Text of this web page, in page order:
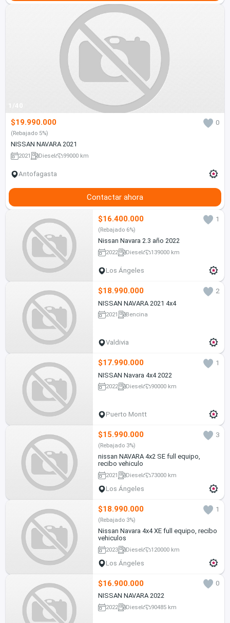
1/40
$19.990.000 0
(Rebajado 5%)
NISSAN NAVARA 2021
2021 Diesel 99000 km
Antofagasta
Contactar ahora
$16.400.000 1
(Rebajado 6%)
Nissan Navara 2.3 año 2022
2022 Diesel 139000 km
Los Ángeles
$18.990.000
2
NISSAN NAVARA 2021 4x4
2021 Bencina
Valdivia
$17.990.000
1
NISSAN Navara 4x4 2022
2022 Diesel 90000 km
Puerto Montt
$15.990.000 3
(Rebajado 3%)
nissan NAVARA 4x2 SE full equipo,
recibo vehiculo
2021 Diesel 73000 km
Los Ángeles
$18.990.000 1
(Rebajado 3%)
Nissan Navara 4x4 XE full equipo, recibo
vehiculos
2023 Diesel 120000 km
Los Ángeles
$16.900.000
0
NISSAN NAVARA 2022
2022 Diesel 90485 km